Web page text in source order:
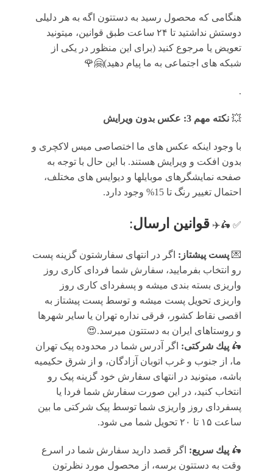
هنگامی که محصول رسید به دستتون اگه به هر دلیلی
دوستش نداشتید تا ۲۴ ساعت طبق قوانین، میتونید
تعویض یا مرجوع کنید (برای این منظور در یکی از
شبکه های اجتماعی به ما پیام دهید)🤗🌹
.
💥 نکته مهم 3: عکس بدون ویرایش
با وجود اینکه عکس های ما اختصاصی میس لاکچری و
بدون افکت و ویرایش هستند. با این حال با توجه به
صفحه نمایشگرهای موبایلها و دیوایس های مختلف،
احتمال تغییر رنگ تا 15% وجود دارد.
✅ 🛵✈️ قوانين ارسال:
💌 پست پیشتاز: اگر در انتهای سفارشتون گزینه پست
رو انتخاب بفرمایید، سفارش شما فردای کاری روز
واریزی بسته بندی میشه و پسفردای کاری روز
واریزی تحویل پست میشه و توسط پست پیشتاز به
اقصی نقاط کشور، فرقی نداره تهران یا سایر شهرها
و روستاهای ایران به دستتون میرسد.😍
🛵 پيك شرکتی: اگر آدرس شما در محدوده پیک تهران
ما، از جنوب و غرب اتوبان آزادگان، و از شرق حکیمیه
باشه، میتونید در انتهای سفارش خود گزینه پیک رو
انتخاب کنید، در این صورت سفارش شما فردا یا
پسفردای روز واريزى شما توسط پیک شرکتی ما بين
ساعت ۱۵ تا ٢٠ تحويل شما مى شود.
🛵 پيك سریع: اگر قصد دارید سفارش شما در اسرع
وقت به دستتون برسه، از محصول مورد نظرتون